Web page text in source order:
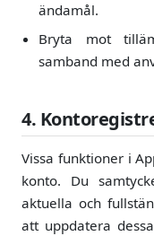
ändamål.
Bryta mot
samband med
4.
Vissa funktioner i
konto. Du
aktuella och
att uppdatera